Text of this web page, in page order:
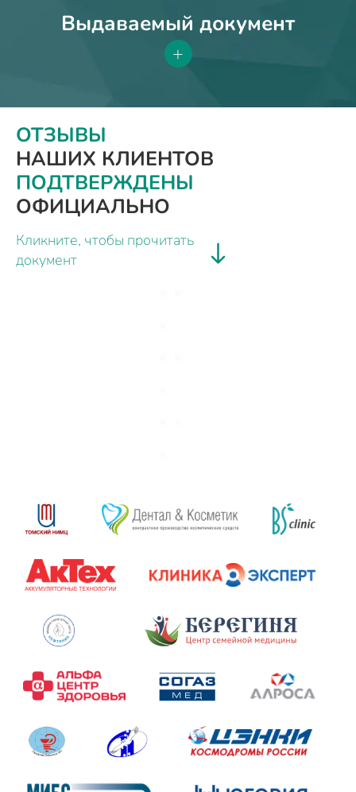
Выдаваемый документ
+
ОТЗЫВЫ
НАШИХ КЛИЕНТОВ
ПОДТВЕРЖДЕНЫ
ОФИЦИАЛЬНО
Кликните, чтобы прочитать
документ